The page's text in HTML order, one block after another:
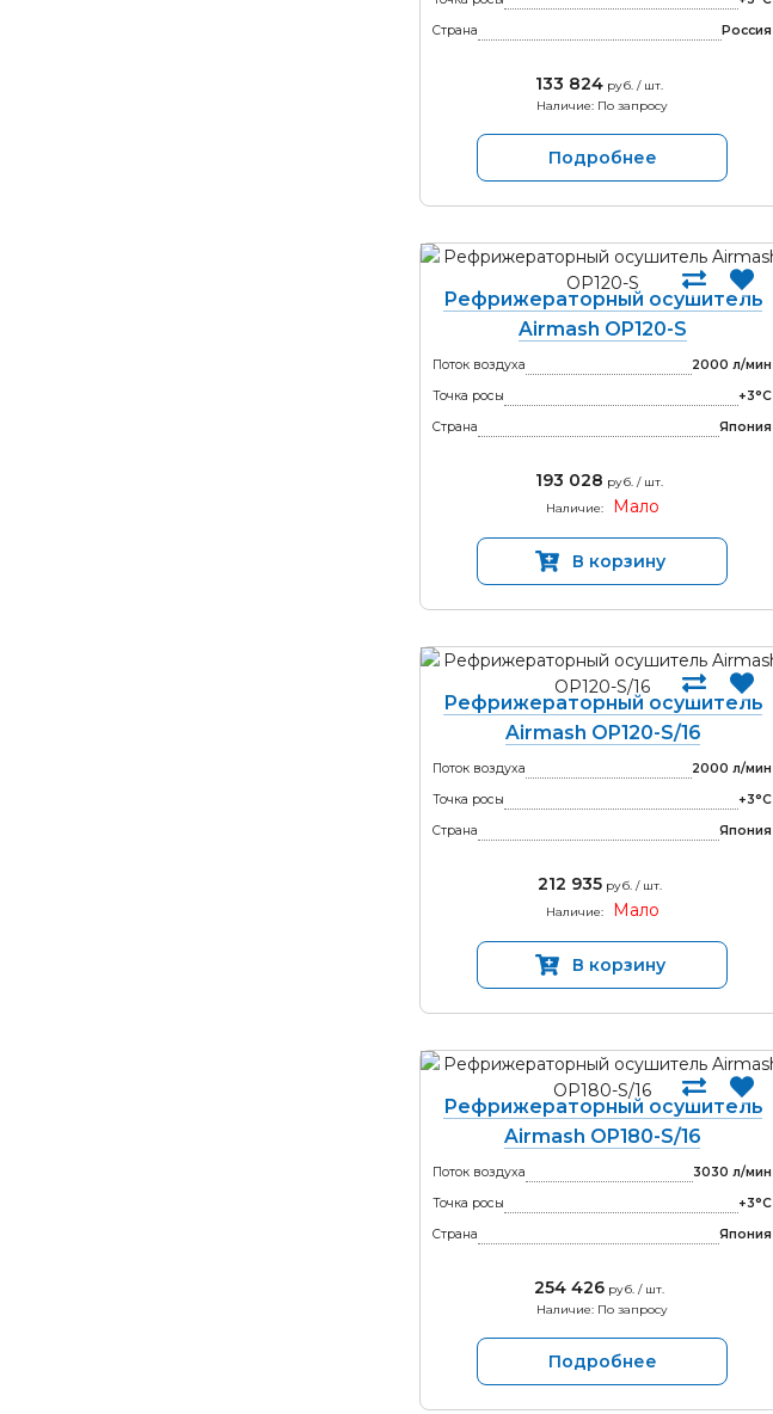
Страна
Россия
133 824 руб. / шт.
Наличие: По запросу
Подробнее
Рефрижераторный осушитель
Airmash OP120-S
Поток воздуха
2000 л/мин
Точка росы
+3°С
Страна
Япония
193 028 руб. / шт.
Наличие:
Мало
В корзину
Рефрижераторный осушитель
Airmash OP120-S/16
Поток воздуха
2000 л/мин
Точка росы
+3°С
Страна
Япония
212 935руб. / шт.
Наличие:
Мало
В корзину
Рефрижераторный осушитель
Airmash OP180-S/16
Поток воздуха
3030 л/мин
Точка росы
+3°С
Страна
Япония
254 426 руб. / шт.
Наличие: По запросу
Подробнее